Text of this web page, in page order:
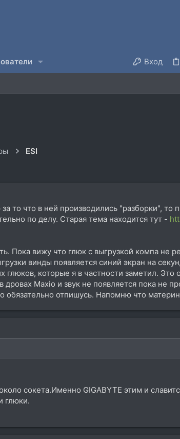
Вход
ESI
то что в ней производились "разборки", то
по делу. Старая тема находится тут -
Пока вижу что глюк с выгрузкой компа не
винды появляется синий экран на
глюков, которые я в частности заметил.
Maxio и звук не появляется пока не
обязательно отпишусь. Напомню что
сокета.Именно GIGABYTE этим и
глюки.